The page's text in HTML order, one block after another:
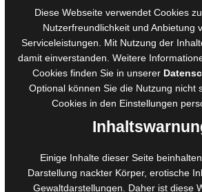
AGB für Medienprojekte
Online-Artikel
Manuskripte einreichen
Ausschreibungen
Belegexemplare
Eigenbedarfsexemplare
Foto- und Bildbearbeitung
Diese Webseite verwendet Cookies
Nutzerfreundlichkeit und Anbietung
Serviceleistungen. Mit Nutzung der
damit einverstanden. Weitere
Cookies finden Sie in unserer
Optional können Sie die Nutzung nicht
Cookies in den Einstellungen
Einige Inhalte dieser Seite
Darstellung nackter Körper, erotische
Gewaltdarstellungen. Daher ist diese